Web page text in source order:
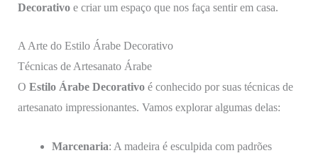
Decorativoe criar um espaço que nos faça sentir em casa.
A Arte do Estilo Árabe Decorativo
Técnicas de Artesanato Árabe
O Estilo Árabe Decorativoé conhecido por suas técnicas de
artesanato impressionantes. Vamos explorar algumas delas:
Marcenaria: A madeira é esculpida com padrões